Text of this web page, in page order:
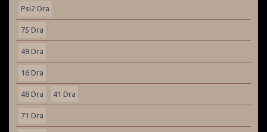
Psi2 Dra
75 Dra
49 Dra
16 Dra
48 Dra 41 Dra
71 Dra